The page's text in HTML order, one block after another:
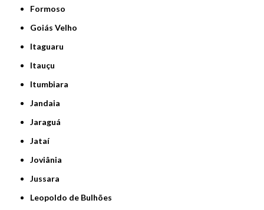
Formoso
Goiás Velho
Itaguaru
Itauçu
Itumbiara
Jandaia
Jaraguá
Jataí
Joviânia
Jussara
Leopoldo de Bulhões